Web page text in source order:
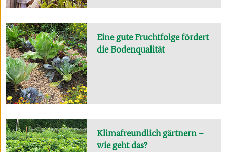
Eine gute Fruchtfolge fördert
die Bodenqualität
Klimafreundlich gärtnern –
wie geht das?